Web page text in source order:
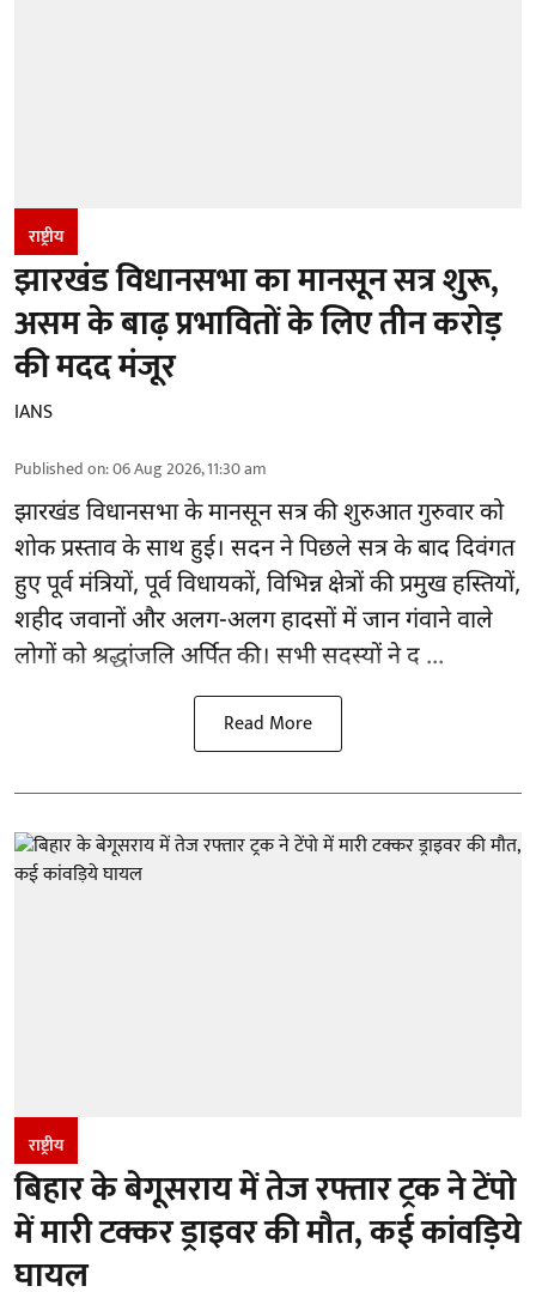
राष्ट्रीय
झारखंड विधानसभा का मानसून सत्र शुरू,
असम के बाढ़ प्रभावितों के लिए तीन करोड़
की मदद मंजूर
IANS
Published on:06 Aug 2026, 11:30 am
झारखंडविधानसभा के मानसून सत्र की शुरुआत गुरुवार को
शोक प्रस्ताव के साथ हुई। सदन ने पिछले सत्र के बाद दिवंगत
हुए पूर्व मंत्रियों, पूर्व विधायकों, विभिन्न क्षेत्रों की प्रमुख हस्तियों,
शहीद जवानों और अलग-अलग हादसों में जान गंवाने वाले
लोगों को श्रद्धांजलि अर्पित की। सभी सदस्यों ने द ...
Read More
राष्ट्रीय
बिहार के बेगूसराय में तेज रफ्तार ट्रक ने टेंपो
में मारी टक्कर ड्राइवर की मौत, कई कांवड़िये
घायल